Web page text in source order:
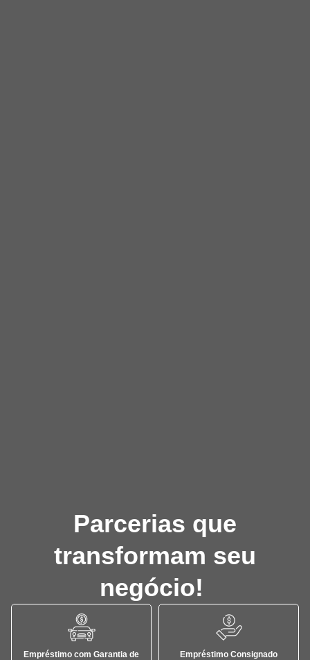
Parcerias que
transformam seu
negócio!
Empréstimo com Garantia de
Empréstimo Consignado